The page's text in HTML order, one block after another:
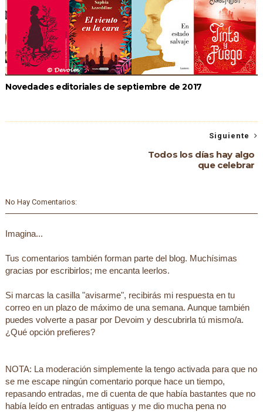
Novedades editoriales de septiembre de 2017
Siguiente
Todos los días hay algo
que celebrar
No Hay Comentarios:
Imagina...
Tus comentarios también forman parte del blog. Muchísimas
gracias por escribirlos; me encanta leerlos.
Si marcas la casilla "avisarme", recibirás mi respuesta en tu
correo en un plazo de máximo de una semana. Aunque también
puedes volverte a pasar por Devoim y descubrirla tú mismo/a.
¿Qué opción prefieres?
NOTA: La moderación simplemente la tengo activada para que no
se me escape ningún comentario porque hace un tiempo,
repasando entradas, me di cuenta de que había bastantes que no
había leído en entradas antiguas y me dio mucha pena no